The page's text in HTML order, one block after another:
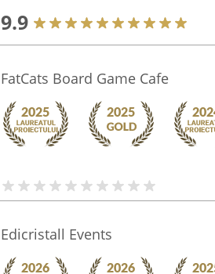
9.9
FatCats Board Game Cafe
Edicristall Events